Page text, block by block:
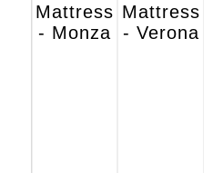
Mattress
- Monza
Mattress
- Verona